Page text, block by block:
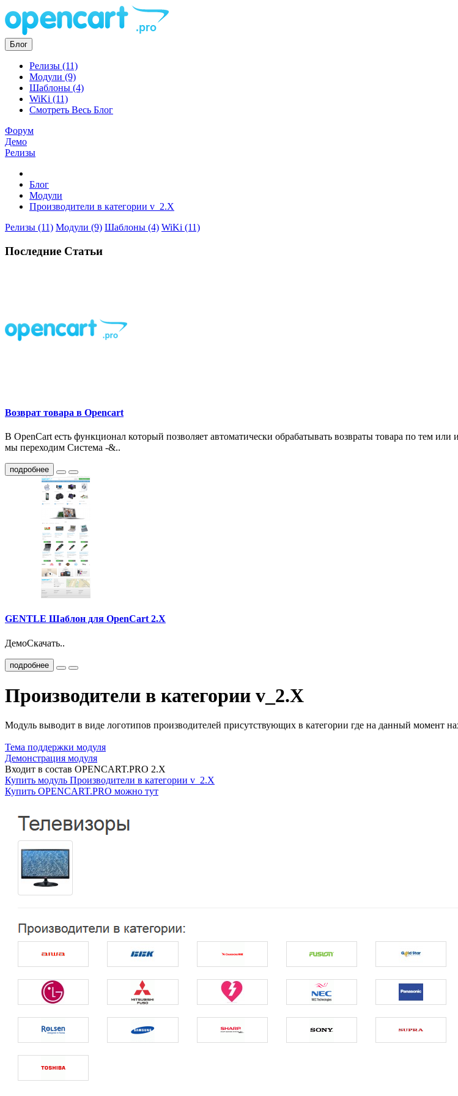
Блог
Релизы (11)
Модули (9)
Шаблоны (4)
WiKi (11)
Смотреть Весь Блог
Форум
Демо
Релизы
Блог
Модули
Производители в категории v_2.X
Релизы (11) Модули (9) Шаблоны (4) WiKi (11)
Последние Статьи
Возврат товара в Opencart
В OpenCart есть функционал который позволяет автоматически обрабатывать возвраты товара по тем
мы переходим Система -&..
подробнее
GENTLE Шаблон для OpenCart 2.X
ДемоСкачать..
подробнее
Производители в категории v_2.X
Модуль выводит в виде логотипов производителей присутствующих в категории где на данный момент
Тема поддержки модуля
Демонстрация модуля
Входит в состав OPENCART.PRO 2.X
Купить модуль Производители в категории v_2.X
Купить OPENCART.PRO можно тут